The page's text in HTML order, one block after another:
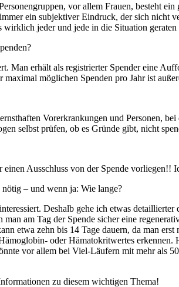
vor allem Frauen, besteht
ein subjektiver Eindruck, der sich
wirklich jeder und jede in die Situation
Man erhält als registrierter Spender eine
möglichen Spenden pro Jahr ist
Vorerkrankungen und Personen,
selbst prüfen, ob es Gründe gibt, nicht
Ausschluss von der Spende vorliegen!!
– und wenn ja: Wie lange?
Deshalb gehe ich etwas
am Tag der Spende sicher eine
etwa zehn bis 14 Tage dauern, da man
oder Hämatokritwertes
vor allem bei Viel-Läufern mit mehr als
zu diesem wichtigen Thema!